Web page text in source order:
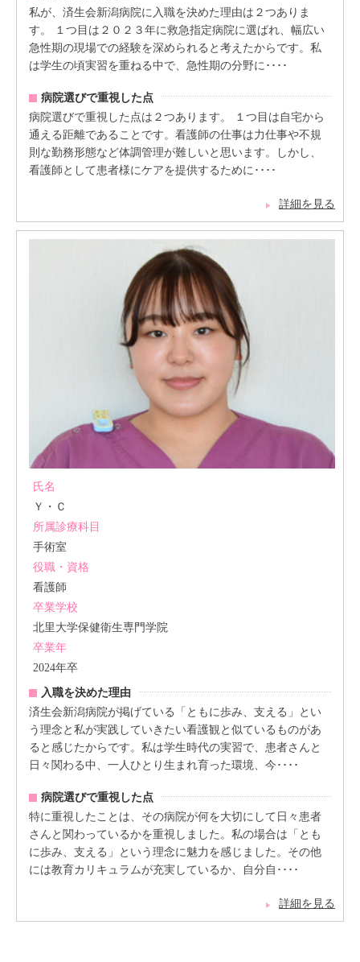
私が、済生会新潟病院に入職を決めた理由は２つありま
す。 １つ目は２０２３年に救急指定病院に選ばれ、幅広い
急性期の現場での経験を深められると考えたからです。私
は学生の頃実習を重ねる中で、急性期の分野に････
病院選びで重視した点
病院選びで重視した点は２つあります。 １つ目は自宅から
通える距離であることです。看護師の仕事は力仕事や不規
則な勤務形態など体調管理が難しいと思います。しかし、
看護師として患者様にケアを提供するために････
詳細を見る
氏名
Ｙ・Ｃ
所属診療科目
手術室
役職・資格
看護師
卒業学校
北里大学保健衛生専門学院
卒業年
2024年卒
入職を決めた理由
済生会新潟病院が掲げている「ともに歩み、支える」とい
う理念と私が実践していきたい看護観と似ているものがあ
ると感じたからです。私は学生時代の実習で、患者さんと
日々関わる中、一人ひとり生まれ育った環境、今････
病院選びで重視した点
特に重視したことは、その病院が何を大切にして日々患者
さんと関わっているかを重視しました。私の場合は「とも
に歩み、支える」という理念に魅力を感じました。その他
には教育カリキュラムが充実しているか、自分自････
詳細を見る